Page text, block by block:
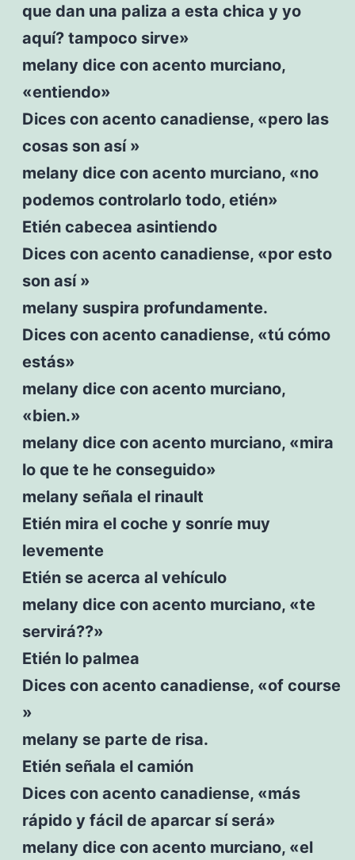
que dan una paliza a esta chica y yo
aquí? tampoco sirve»
melany dice con acento murciano,
«entiendo»
Dices con acento canadiense, «pero las
cosas son así »
melany dice con acento murciano, «no
podemos controlarlo todo, etién»
Etién cabecea asintiendo
Dices con acento canadiense, «por esto
son así »
melany suspira profundamente.
Dices con acento canadiense, «tú cómo
estás»
melany dice con acento murciano,
«bien.»
melany dice con acento murciano, «mira
lo que te he conseguido»
melany señala el rinault
Etién mira el coche y sonríe muy
levemente
Etién se acerca al vehículo
melany dice con acento murciano, «te
servirá??»
Etién lo palmea
Dices con acento canadiense, «of course
»
melany se parte de risa.
Etién señala el camión
Dices con acento canadiense, «más
rápido y fácil de aparcar sí será»
melany dice con acento murciano, «el